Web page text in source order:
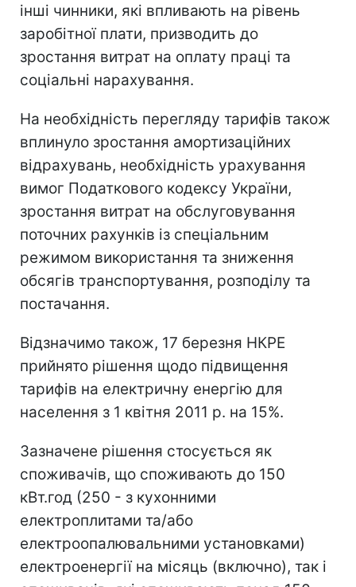
інші чинники, які впливають на рівень
заробітної плати, призводить до
зростання витрат на оплату праці та
соціальні нарахування.
На необхідність перегляду тарифів також
вплинуло зростання амортизаційних
відрахувань, необхідність урахування
вимог Податкового кодексу України,
зростання витрат на обслуговування
поточних рахунків із спеціальним
режимом використання та зниження
обсягів транспортування, розподілу та
постачання.
Відзначимо також, 17 березня НКРЕ
прийнято рішення щодо підвищення
тарифів на електричну енергію для
населення з 1 квітня 2011 р. на 15%.
Зазначене рішення стосується як
споживачів, що споживають до 150
кВт.год (250 - з кухонними
електроплитами та/або
електроопалювальними установками)
електроенергії на місяць (включно), так і